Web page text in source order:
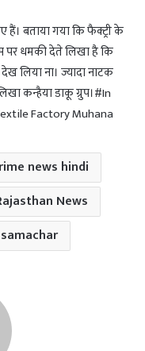
बताया गया कि फैक्ट्री के
पर धमकी देते लिखा है कि
लिया ना। ज्यादा नाटक
कन्हैया डाकू ग्रुप।#In
Factory Muhana
news hindi
News